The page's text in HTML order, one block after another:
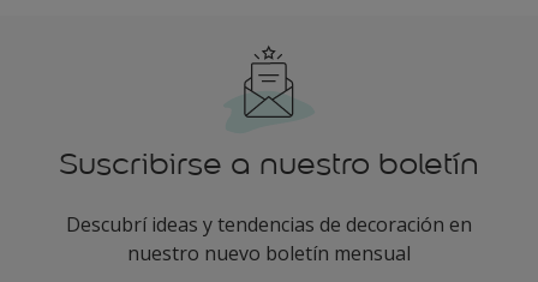
Suscribirse a nuestro boletín
Descubrí ideas y tendencias de decoración en
nuestro nuevo boletín mensual